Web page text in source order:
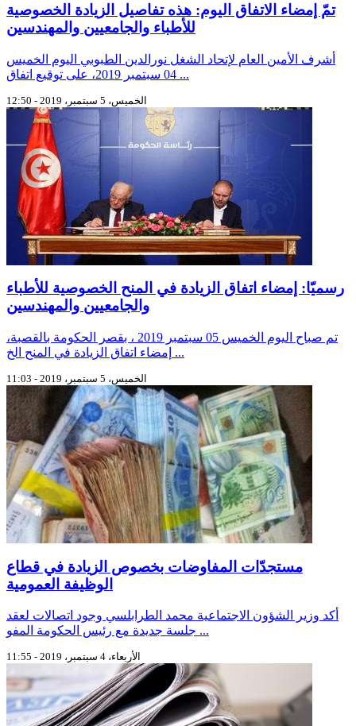
تمّ إمضاء الاتفاق اليوم: هذه تفاصيل الزيادة الخصوصية
للأطباء والجامعيين والمهندسين
أشرف الأمين العام لإتحاد الشغل نورالدين الطبوبي اليوم الخميس
04 سبتمبر 2019، على توقيع اتفاق ...
الخميس، 5 سبتمبر، 2019 - 12:50
رسميّا: إمضاء اتفاق الزيادة في المنح الخصوصية للأطباء
والجامعيين والمهندسين
تم صباح اليوم الخميس 05 سبتمبر 2019 ، بقصر الحكومة بالقصبة،
إمضاء اتفاق الزيادة في المنح الخ ...
الخميس، 5 سبتمبر، 2019 - 11:03
مستجدّات المفاوضات بخصوص الزيادة في قطاع
الوظيفة العمومية
أكد وزير الشؤون الاجتماعية محمد الطرابلسي وجود اتصالات لعقد
جلسة جديدة مع رئيس الحكومة المفو ...
الأربعاء، 4 سبتمبر، 2019 - 11:55